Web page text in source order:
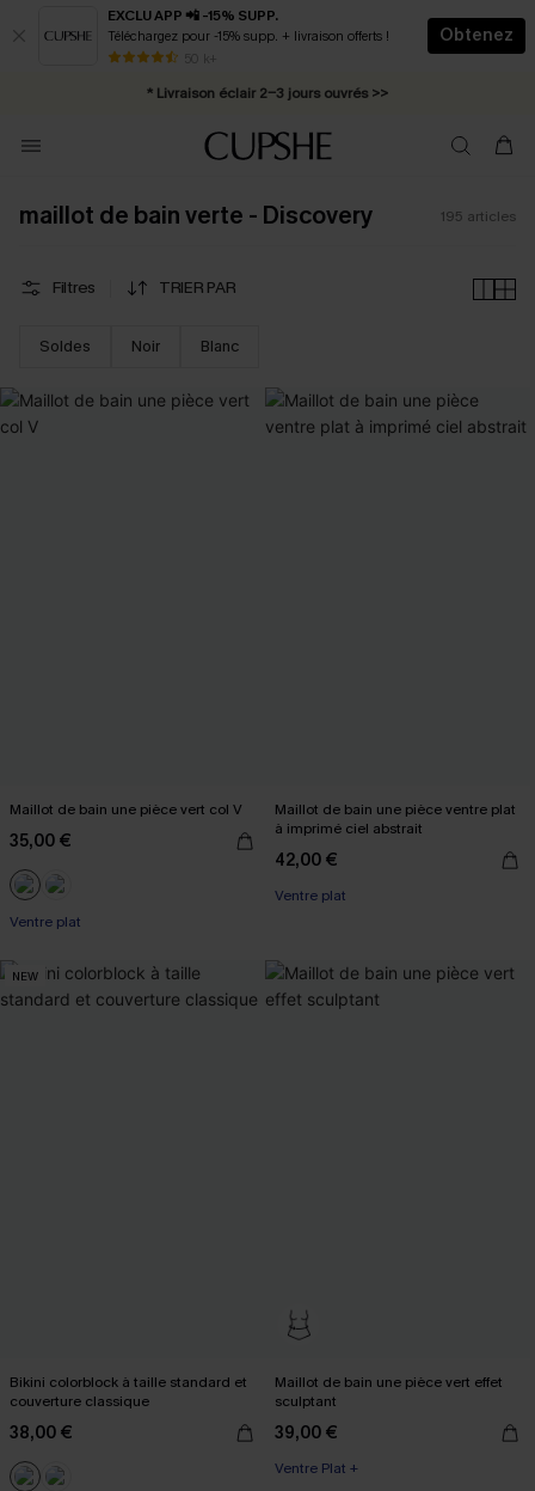
EXCLU APP 📲 -15% SUPP.
Téléchargez pour -15% supp. + livraison offerts !
50 k+
Obtenez
* Livraison éclair 2-3 jours ouvrés >>
Abonnement E-mail : -25% dès 4 achetés >>
maillot de bain verte - Discovery 195 articles
Filtres TRIER PAR
Soldes Noir Blanc
Maillot de bain une pièce vert col V
35,00 €
Ventre plat
Maillot de bain une pièce ventre plat
à imprimé ciel abstrait
42,00 €
Ventre plat
NEW
Bikini colorblock à taille standard et
couverture classique
38,00 €
Maillot de bain une pièce vert effet
sculptant
39,00 €
Ventre Plat +